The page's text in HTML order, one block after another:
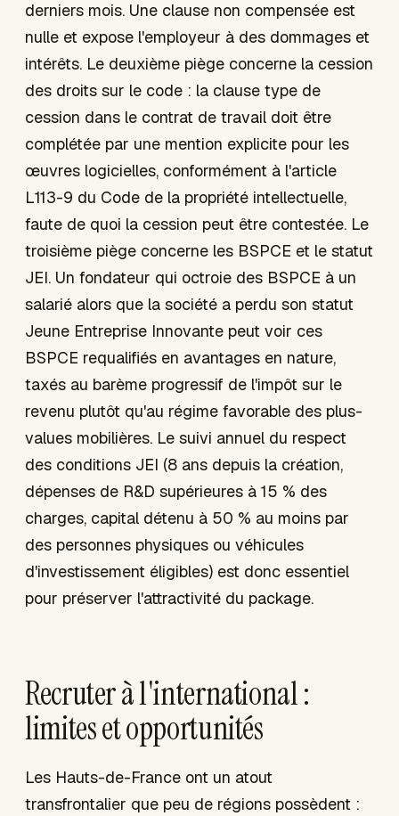
derniers mois. Une clause non compensée est
nulle et expose l'employeur à des dommages et
intérêts. Le deuxième piège concerne la cession
des droits sur le code : la clause type de
cession dans le contrat de travail doit être
complétée par une mention explicite pour les
œuvres logicielles, conformément à l'article
L113-9 du Code de la propriété intellectuelle,
faute de quoi la cession peut être contestée. Le
troisième piège concerne les BSPCE et le statut
JEI. Un fondateur qui octroie des BSPCE à un
salarié alors que la société a perdu son statut
Jeune Entreprise Innovante peut voir ces
BSPCE requalifiés en avantages en nature,
taxés au barème progressif de l'impôt sur le
revenu plutôt qu'au régime favorable des plus-
values mobilières. Le suivi annuel du respect
des conditions JEI (8 ans depuis la création,
dépenses de R&D supérieures à 15 % des
charges, capital détenu à 50 % au moins par
des personnes physiques ou véhicules
d'investissement éligibles) est donc essentiel
pour préserver l'attractivité du package.
Recruter à l'international :
limites et opportunités
Les Hauts-de-France ont un atout
transfrontalier que peu de régions possèdent :